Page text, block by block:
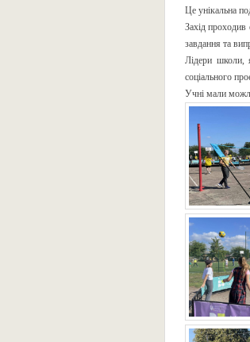
Це унікальна
Захід проходив
завдання та
Лідери школи,
соціального
Учні мали